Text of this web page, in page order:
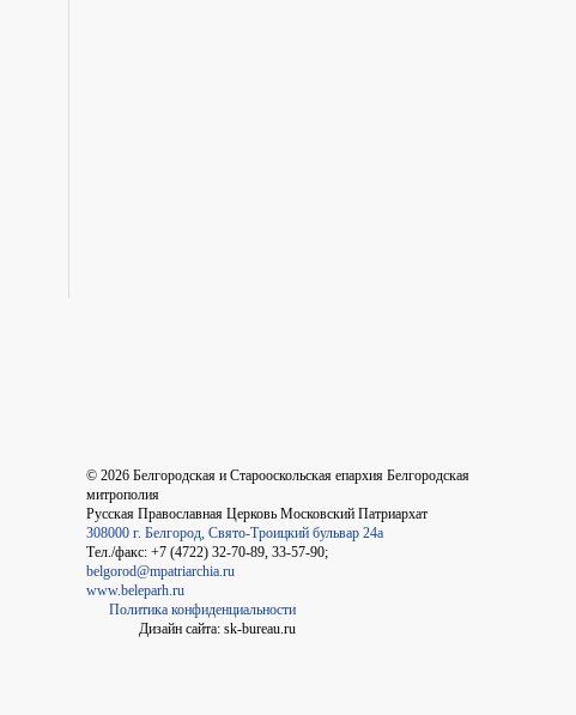
© 2026 Белгородская и Старооскольская епархия Белгородская
митрополия
Русская Православная Церковь Московский Патриархат
308000 г. Белгород, Свято-Троицкий бульвар 24а
Тел./факс: +7 (4722) 32-70-89, 33-57-90;
belgorod@mpatriarchia.ru
www.beleparh.ru
Политика конфиденциальности
Дизайн сайта: sk-bureau.ru